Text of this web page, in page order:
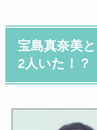
宝島真奈美
2人いた！？